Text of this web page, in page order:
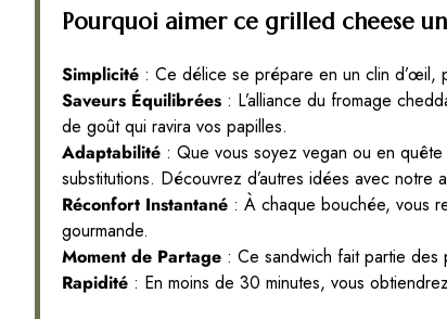
Pourquoi aimer ce grilled cheese
Simplicité : Ce délice se prépare en un clin d’œil,
Saveurs Équilibrées : L’alliance du fromage
de goût qui ravira vos papilles.
Adaptabilité : Que vous soyez vegan ou en
substitutions. Découvrez d’autres idées avec notre
Réconfort Instantané : À chaque bouchée, vous
gourmande.
Moment de Partage : Ce sandwich fait partie des
Rapidité : En moins de 30 minutes, vous